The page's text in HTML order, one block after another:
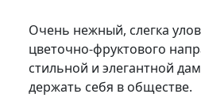
Очень нежный, слегка
цветочно-фруктового
стильной и элегантной
держать себя в обществе.